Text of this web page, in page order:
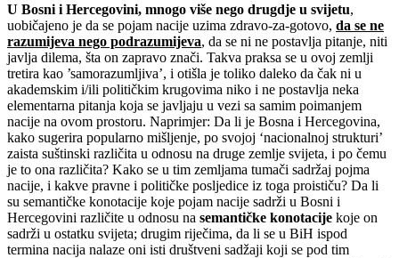
U Bosni i Hercegovini, mnogo više nego drugdje u svijetu,
uobičajeno je da se pojam nacije uzima zdravo-za-gotovo, da se ne
razumijeva nego podrazumijeva, da se ni ne postavlja pitanje, niti
javlja dilema, šta on zapravo znači. Takva praksa se u ovoj zemlji
tretira kao ’samorazumljiva’, i otišla je toliko daleko da čak ni u
akademskim i/ili političkim krugovima niko i ne postavlja neka
elementarna pitanja koja se javljaju u vezi sa samim poimanjem
nacije na ovom prostoru. Naprimjer: Da li je Bosna i Hercegovina,
kako sugerira popularno mišljenje, po svojoj ‘nacionalnoj strukturi’
zaista suštinski različita u odnosu na druge zemlje svijeta, i po čemu
je to ona različita? Kako se u tim zemljama tumači sadržaj pojma
nacije, i kakve pravne i političke posljedice iz toga proističu? Da li
su semantičke konotacije koje pojam nacije sadrži u Bosni i
Hercegovini različite u odnosu na semantičke konotacije koje on
sadrži u ostatku svijeta; drugim riječima, da li se u BiH ispod
termina nacija nalaze oni isti društveni sadžaji koji se pod tim